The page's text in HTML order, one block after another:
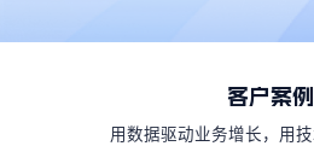
客户案例
用数据驱动业务增长，用